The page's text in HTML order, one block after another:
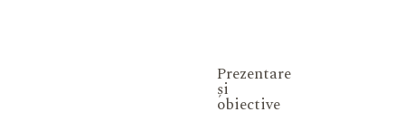
Prezentare
și
obiective